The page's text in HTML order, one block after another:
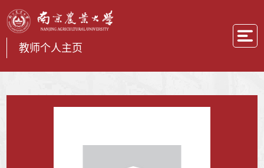
教师个人主页